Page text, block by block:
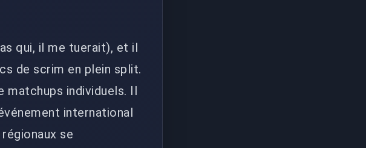
qui, il me tuerait), et il
de scrim en plein split.
individuels. Il
international
se